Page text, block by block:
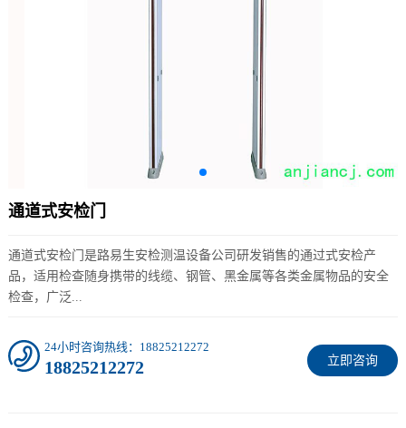
通道式安检门
通道式安检门是路易生安检测温设备公司研发销售的通过式安检产
品，适用检查随身携带的线缆、钢管、黑金属等各类金属物品的安全
检查，广泛...
立即咨询
24小时咨询热线：18825212272
18825212272